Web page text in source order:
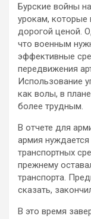
Бурские войны
урокам, которые
дорогой ценой.
что военным
эффективные
передвижения
Использование
как волы, в
более трудным.
В отчете для
армия
транспортных
прежнему
транспорта.
сказать,
В это время